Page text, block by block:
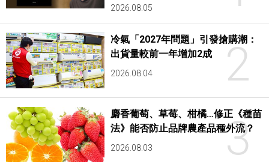
2026.08.05
2
冷氣「2027年問題」引發搶購潮：
出貨量較前一年增加2成
2026.08.04
3
麝香葡萄、草莓、柑橘…修正《種苗
法》能否防止品牌農產品種外流？
2026.08.03